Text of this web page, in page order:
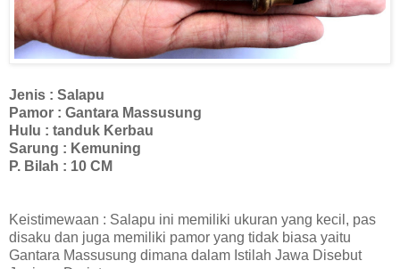
Jenis : Salapu
Pamor : Gantara Massusung
Hulu : tanduk Kerbau
Sarung : Kemuning
P. Bilah : 10 CM
Keistimewaan : Salapu ini memiliki ukuran yang kecil, pas
disaku dan juga memiliki pamor yang tidak biasa yaitu
Gantara Massusung dimana dalam Istilah Jawa Disebut